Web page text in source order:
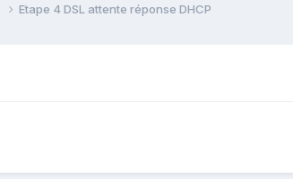
Etape 4 DSL attente réponse DHCP